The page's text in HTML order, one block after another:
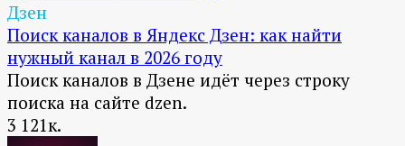
Дзен
Поиск каналов в Яндекс Дзен: как найти
нужный канал в 2026 году
Поиск каналов в Дзене идёт через строку
поиска на сайте dzen.
3 121к.